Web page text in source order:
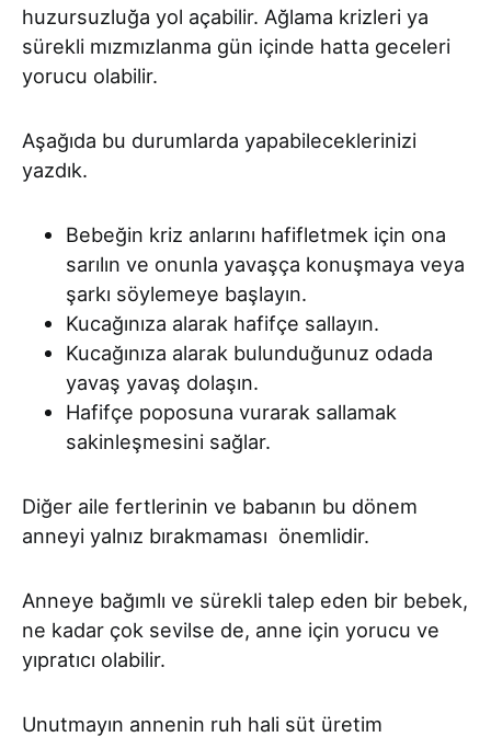
huzursuzluğa yol açabilir. Ağlama krizleri ya
sürekli mızmızlanma gün içinde hatta geceleri
yorucu olabilir.
Aşağıda bu durumlarda yapabileceklerinizi
yazdık.
Bebeğin kriz anlarını hafifletmek için ona
sarılın ve onunla yavaşça konuşmaya veya
şarkı söylemeye başlayın.
Kucağınıza alarak hafifçe sallayın.
Kucağınıza alarak bulunduğunuz odada
yavaş yavaş dolaşın.
Hafifçe poposuna vurarak sallamak
sakinleşmesini sağlar.
Diğer aile fertlerinin ve babanın bu dönem
anneyi yalnız bırakmaması önemlidir.
Anneye bağımlı ve sürekli talep eden bir bebek,
ne kadar çok sevilse de, anne için yorucu ve
yıpratıcı olabilir.
Unutmayın annenin ruh hali süt üretim